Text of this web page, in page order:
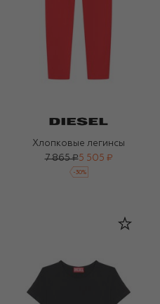
Хлопковые легинсы
7 865 ₽5 505 ₽
-30%